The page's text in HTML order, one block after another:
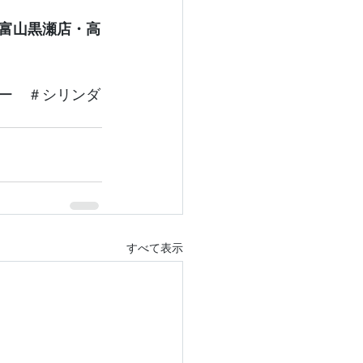
山黒瀬店・高
　＃シリンダ
すべて表示